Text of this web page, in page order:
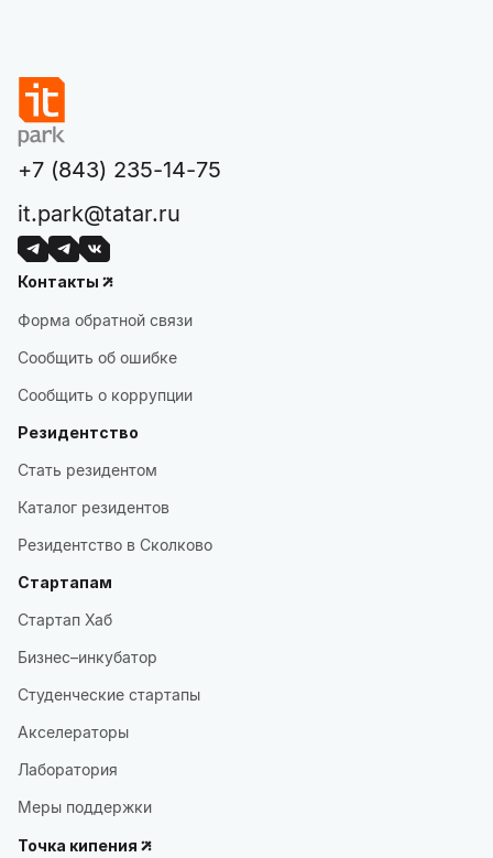
+7 (843) 235-14-75
it.park@tatar.ru
Контакты
Форма обратной связи
Сообщить об ошибке
Сообщить о коррупции
Резидентство
Стать резидентом
Каталог резидентов
Резидентство в Сколково
Стартапам
Стартап Хаб
Бизнес–инкубатор
Студенческие стартапы
Акселераторы
Лаборатория
Меры поддержки
Точка кипения